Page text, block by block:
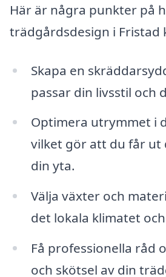
Här är några punkter på
trädgårdsdesign i Fristad
Skapa en
passar din livsstil och
Optimera utrymmet i
vilket gör att du får ut
din yta.
Välja växter och
det lokala klimatet
Få professionella råd
och skötsel av din